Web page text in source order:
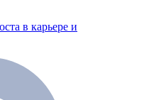
в карьере и